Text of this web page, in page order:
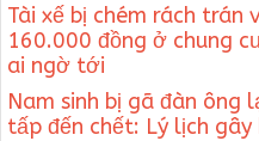
Tài xế bị chém rách trán
160.000 đồng ở chung
ai ngờ tới
Nam sinh bị gã đàn ông
tấp đến chết: Lý lịch